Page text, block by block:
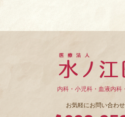
内科・小児科・血液内科
お気軽にお問い合わせ